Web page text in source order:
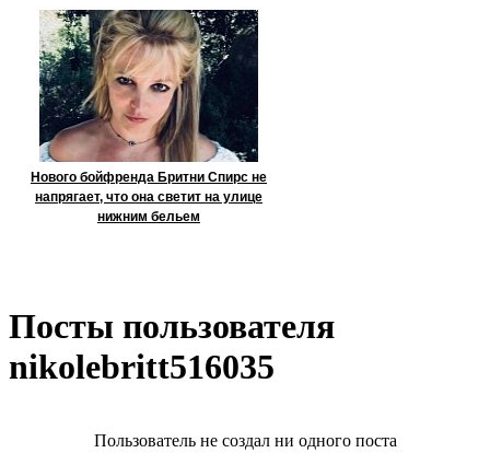
Нового бойфренда Бритни Спирс не
напрягает, что она светит на улице
нижним бельем
Посты пользователя
nikolebritt516035
Пользователь не создал ни одного поста